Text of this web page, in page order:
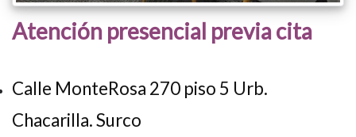
Atención presencial previa cita
Calle MonteRosa 270 piso 5 Urb.
Chacarilla. Surco